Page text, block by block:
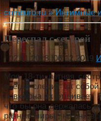
comburo.ru »Интимные
Переспал с сестрой
02.11.2018 |06.12.2019
Моя 18-ти летняя
всегда следит за
ловко она их
что бы она держалась
разные миры , но они